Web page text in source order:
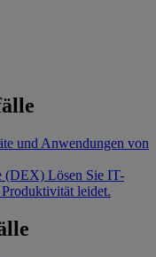
und Anwendungen von
(DEX) Lösen Sie IT-
leidet.